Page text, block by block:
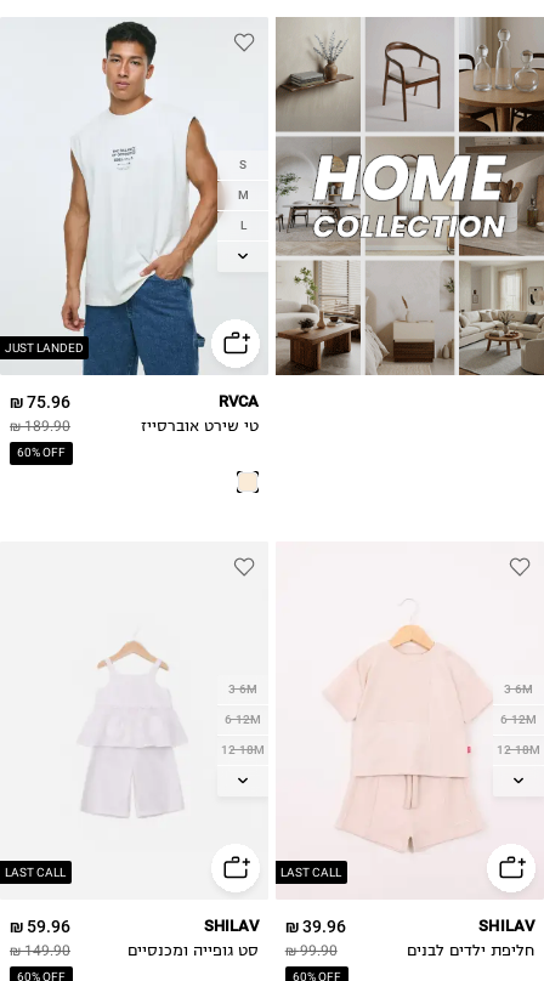
JUST LANDED
S
M
L
XL
75.96 ₪
189.90 ₪
60% OFF
RVCA
טי שירט אוברסייז
LAST CALL
3-6M
6-12M
12-18M
18-24M
4Y
5Y
39.96 ₪
99.90 ₪
60% OFF
SHILAV
חליפת ילדים לבנים
LAST CALL
3-6M
6-12M
12-18M
18-24M
4Y
59.96 ₪
149.90 ₪
60% OFF
SHILAV
סט גופייה ומכנסיים